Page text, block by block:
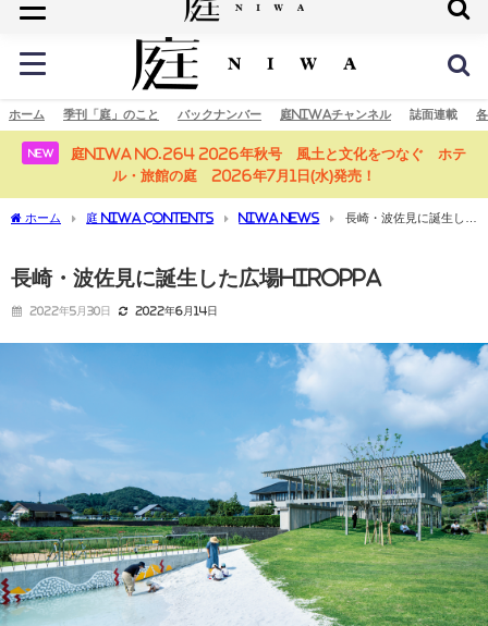
庭の未来へ
ホーム 季刊「庭」のこと バックナンバー 庭NIWAチャンネル 誌面連載
NEW
庭NIWA No.264 2026年秋号 風土と文化をつなぐ ホテ
ル・旅館の庭 2026年7月1日(水)発売！
ホーム 庭 NIWA CONTENTS NIWA NEWS
長崎・波佐見に誕生した
長崎・波佐見に誕生した広場HIROPPA
2022年5月30日 2022年6月14日